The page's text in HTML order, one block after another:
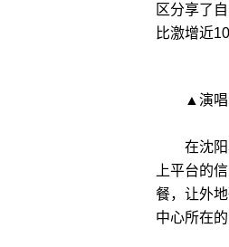
区分享了
比激增近
▲演唱会
在沈阳看
上平台的
餐，让外
中心所在